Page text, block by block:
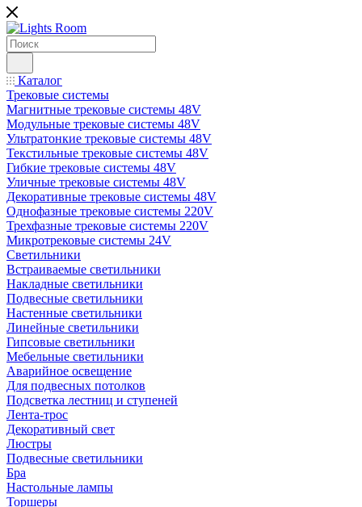
Каталог
Трековые системы
Магнитные трековые системы 48V
Модульные трековые системы 48V
Ультратонкие трековые системы 48V
Текстильные трековые системы 48V
Гибкие трековые системы 48V
Уличные трековые системы 48V
Декоративные трековые системы 48V
Однофазные трековые системы 220V
Трехфазные трековые системы 220V
Микротрековые системы 24V
Светильники
Встраиваемые светильники
Накладные светильники
Подвесные светильники
Настенные светильники
Линейные светильники
Гипсовые светильники
Мебельные светильники
Аварийное освещение
Для подвесных потолков
Подсветка лестниц и ступеней
Лента-трос
Декоративный свет
Люстры
Подвесные светильники
Бра
Настольные лампы
Торшеры